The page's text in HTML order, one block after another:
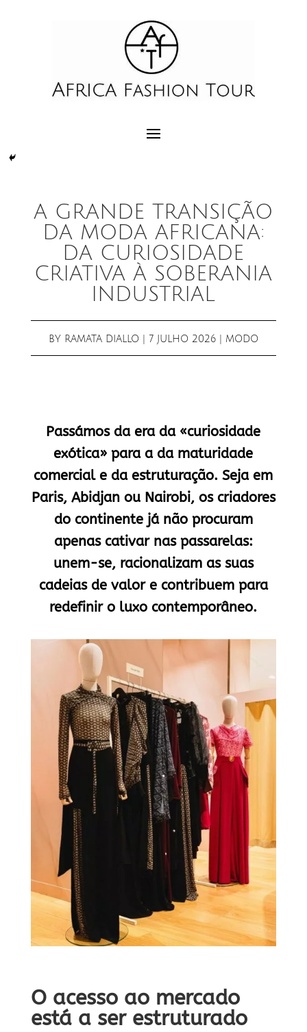
A GRANDE TRANSIÇÃO
DA MODA AFRICANA:
DA CURIOSIDADE
CRIATIVA À SOBERANIA
INDUSTRIAL
BY RAMATA DIALLO 7 JULHO 2026| MODO
Passámos da era da «curiosidade
exótica» para a da maturidade
comercial e da estruturação. Seja em
Paris, Abidjan ou Nairobi, os criadores
do continente já não procuram
apenas cativar nas passarelas:
unem-se, racionalizam as suas
cadeias de valor e contribuem para
redefinir o luxo contemporâneo.
O acesso ao mercado
está a ser estruturado